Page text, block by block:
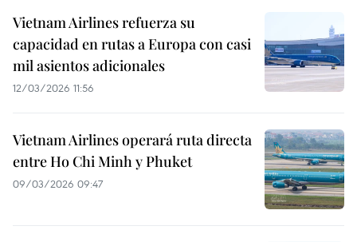
Vietnam Airlines refuerza su
capacidad en rutas a Europa con casi
mil asientos adicionales
12/03/2026 11:56
Vietnam Airlines operará ruta directa
entre Ho Chi Minh y Phuket
09/03/2026 09:47